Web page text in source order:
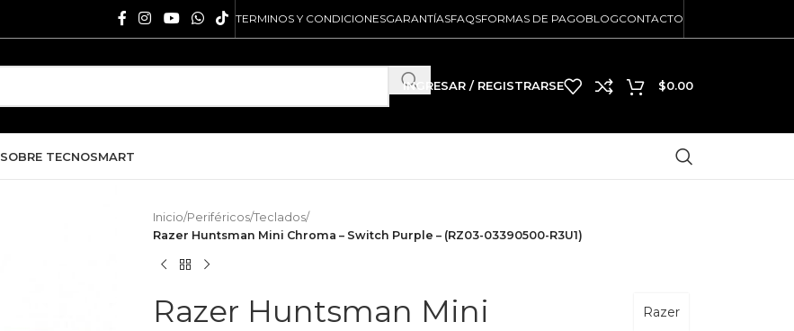
TERMINOS Y CONDICIONESGARANTÍASFAQSFORMAS DE PAGOBLOGCONTACTO
INGRESAR / REGISTRARSE $0.00
SOBRE TECNOSMART
Inicio/Periféricos/Teclados/
Razer Huntsman Mini Chroma – Switch Purple – (RZ03-03390500-R3U1)
Razer Huntsman Mini
Razer